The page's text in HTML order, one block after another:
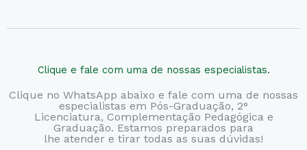
Clique e fale com uma de nossas especialistas.
Clique no WhatsApp abaixo e fale com uma de nossas
especialistas em Pós-Graduação, 2°
Licenciatura, Complementação Pedagógica e
Graduação. Estamos preparados para
lhe atender e tirar todas as suas dúvidas!